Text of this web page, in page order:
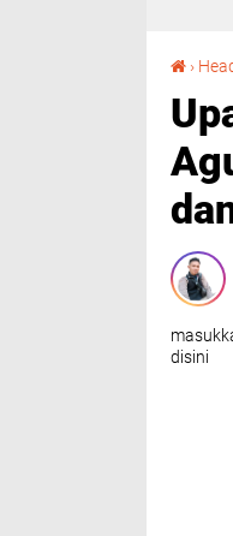
›
disini